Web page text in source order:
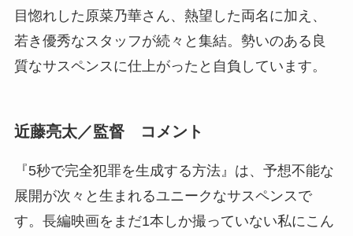
目惚れした原菜乃華さん、熱望した両名に加え、
若き優秀なスタッフが続々と集結。勢いのある良
質なサスペンスに仕上がったと自負しています。
近藤亮太／監督 コメント
『5秒で完全犯罪を生成する方法』は、予想不能な
展開が次々と生まれるユニークなサスペンスで
す。長編映画をまだ1本しか撮っていない私にこん